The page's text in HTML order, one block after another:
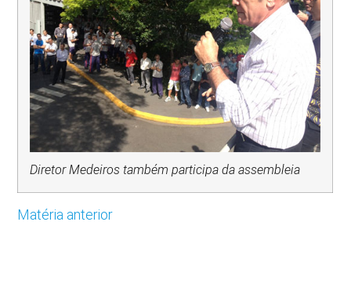
Diretor Medeiros também participa da assembleia
Matéria anterior